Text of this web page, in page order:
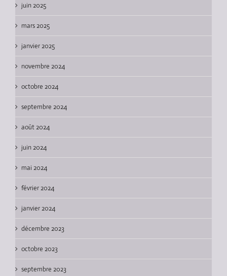
juin 2025
mars 2025
janvier 2025
novembre 2024
octobre 2024
septembre 2024
août 2024
juin 2024
mai 2024
février 2024
janvier 2024
décembre 2023
octobre 2023
septembre 2023